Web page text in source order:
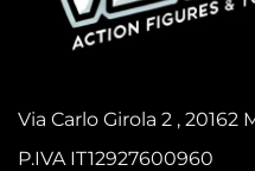
Via Carlo Girola 2 , 20162
P.IVA IT12927600960